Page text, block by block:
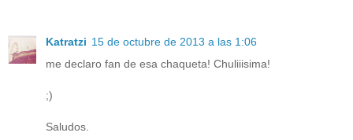
Katratzi 15 de octubre de 2013 a las 1:06
me declaro fan de esa chaqueta! Chuliiisima!
;)
Saludos.